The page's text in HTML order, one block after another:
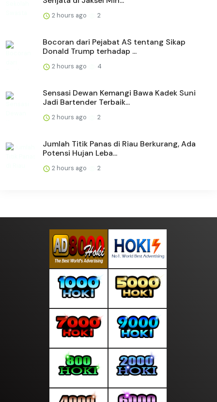
2 hours ago 2
Bocoran dari Pejabat AS tentang Sikap
Donald Trump terhadap ...
2 hours ago 4
Sensasi Dewan Kemangi Bawa Kadek Suni
Jadi Bartender Terbaik...
2 hours ago 2
Jumlah Titik Panas di Riau Berkurang, Ada
Potensi Hujan Leba...
2 hours ago 2